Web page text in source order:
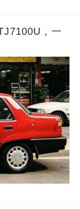
，一